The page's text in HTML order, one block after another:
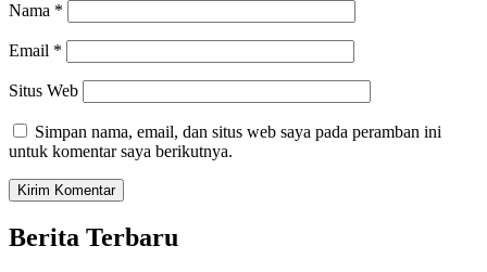
Nama *
Email *
Situs Web
Simpan nama, email, dan situs web saya pada peramban ini
untuk komentar saya berikutnya.
Berita Terbaru